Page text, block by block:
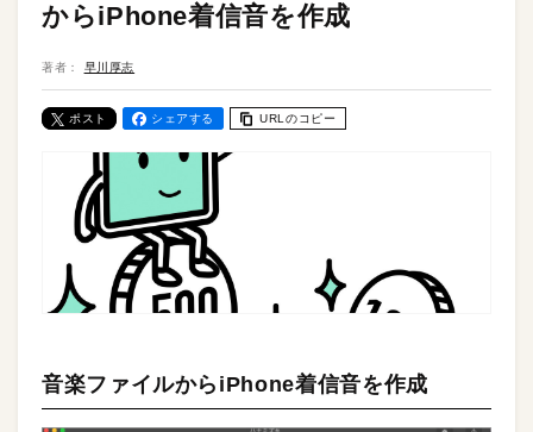
からiPhone着信音を作成
著者： 早川厚志
ポスト シェアする URLのコピー
音楽ファイルからiPhone着信音を作成